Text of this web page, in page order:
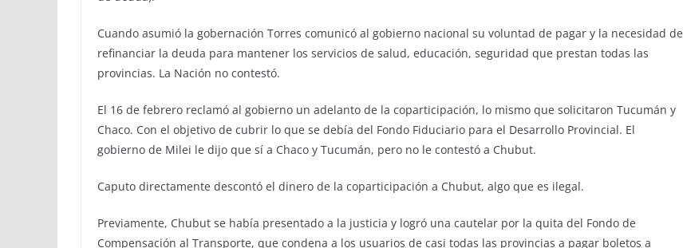
Cuando asumió la gobernación Torres comunicó al gobierno nacional su voluntad de pagar y la necesidad de
refinanciar la deuda para mantener los servicios de salud, educación, seguridad que prestan todas las
provincias. La Nación no contestó.
El 16 de febrero reclamó al gobierno un adelanto de la coparticipación, lo mismo que solicitaron Tucumán y
Chaco. Con el objetivo de cubrir lo que se debía del Fondo Fiduciario para el Desarrollo Provincial. El
gobierno de Milei le dijo que sí a Chaco y Tucumán, pero no le contestó a Chubut.
Caputo directamente descontó el dinero de la coparticipación a Chubut, algo que es ilegal.
Previamente, Chubut se había presentado a la justicia y logró una cautelar por la quita del Fondo de
Compensación al Transporte, que condena a los usuarios de casi todas las provincias a pagar boletos a